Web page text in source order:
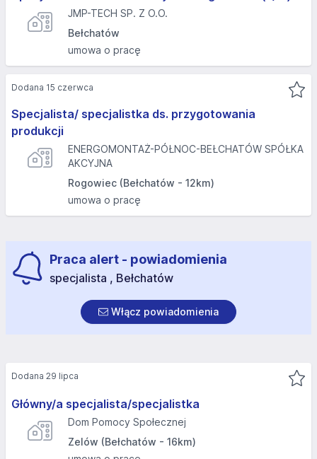
JMP-TECH SP. Z O.O.
Bełchatów
umowa o pracę
Specjalista/ specjalistka ds. przygotowania
produkcji
ENERGOMONTAŻ-PÓŁNOC-BEŁCHATÓW SPÓŁKA
AKCYJNA
Rogowiec (Bełchatów - 12km)
umowa o pracę
Dodana 15 czerwca
Praca alert - powiadomienia
specjalista , Bełchatów
Włącz powiadomienia
Główny/a specjalista/specjalistka
Dom Pomocy Społecznej
Zelów (Bełchatów - 16km)
Dodana 29 lipca